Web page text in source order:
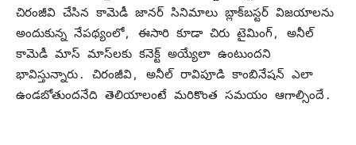
చిరంజీవి చేసిన కామెడీ జానర్ సినిమాలు బ్లాక్‌బస్టర్ విజయాలను
అందుకున్న నేపథ్యంలో, ఈసారి కూడా చిరు టైమింగ్, అనీల్
కామెడీ మాస్ మాస్‌లకు కనెక్ట్ అయ్యేలా ఉంటుందని
భావిస్తున్నారు. చిరంజీవి, అనీల్ రావిపూడి కాంబినేషన్ ఎలా
ఉండబోతుందనేది తెలియాలంటే మరికొంత సమయం ఆగాల్సిందే.